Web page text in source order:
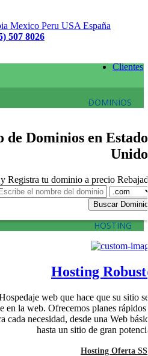
Mexico Peru USA España
507 8026
Clientes
DOMINIOS
de Dominios en
Registra tu dominio a precio
HOSTING
Hosting
web que hace que su sitio
en la web. Ofrecemos planes
cada necesidad, desde una Web
hasta un sitio de gran
Hosting Oferta